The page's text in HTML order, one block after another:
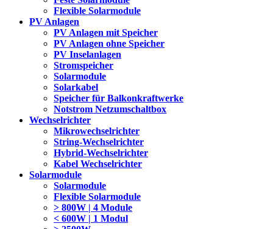
Flexible Solarmodule
PV Anlagen
PV Anlagen mit Speicher
PV Anlagen ohne Speicher
PV Inselanlagen
Stromspeicher
Solarmodule
Solarkabel
Speicher für Balkonkraftwerke
Notstrom Netzumschaltbox
Wechselrichter
Mikrowechselrichter
String-Wechselrichter
Hybrid-Wechselrichter
Kabel Wechselrichter
Solarmodule
Solarmodule
Flexible Solarmodule
> 800W | 4 Module
< 600W | 1 Modul